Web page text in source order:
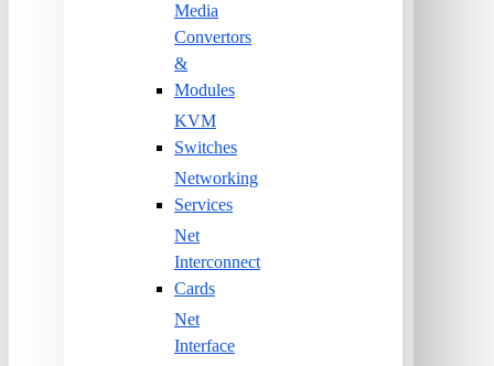
Media
Convertors
&
Modules
KVM
Switches
Networking
Services
Net
Interconnect
Cards
Net
Interface